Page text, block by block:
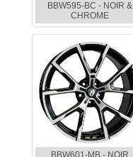
BBW595-BC - NOIR &
CHROME